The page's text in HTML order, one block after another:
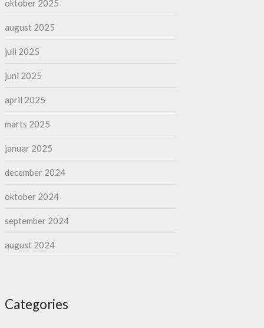
oktober 2025
august 2025
juli 2025
juni 2025
april 2025
marts 2025
januar 2025
december 2024
oktober 2024
september 2024
august 2024
Categories